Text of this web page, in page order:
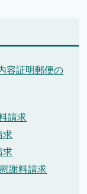
容証明郵便の
請求
求
求
謝料請求